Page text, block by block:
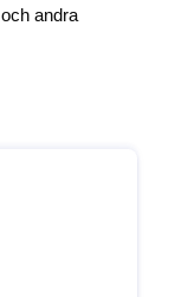
och andra